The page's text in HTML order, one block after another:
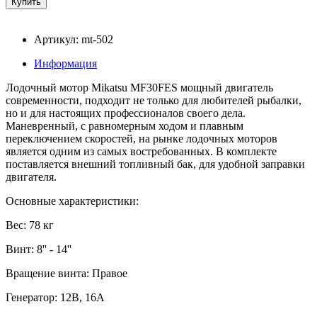
Артикул: mt-502
Информация
Лодочный мотор Mikatsu MF30FES мощный двигатель
современности, подходит не только для любителей рыбалки,
но и для настоящих профессионалов своего дела.
Маневренный, с равномерным ходом и плавным
переключением скоростей, на рынке лодочных моторов
является одним из самых востребованных. В комплекте
поставляется внешний топливный бак, для удобной заправки
двигателя.
Основные характеристики:
Вес: 78 кг
Винт: 8'' - 14''
Вращение винта: Правое
Генератор: 12В, 16А